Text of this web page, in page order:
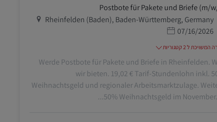
Postbote für Pakete und Briefe (m/
מיקום
Rheinfelden (Baden), Baden-Württemberg, Germany
תאריך פרסום
07/16/2026
ל 2 קטגוריות
Werde Postbote für Pakete und Briefe in Rheinfelden.
wir bieten. 19,02 € Tarif-Stundenlohn inkl.
Weihnachtsgeld und regionaler Arbeitsmarktzulage.
50% Weihnachtsgeld im November.